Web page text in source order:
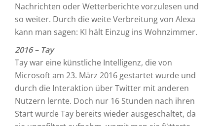
Nachrichten oder Wetterberichte vorzulesen und
so weiter. Durch die weite Verbreitung von Alexa
kann man sagen: KI hält Einzug ins Wohnzimmer.
2016 – Tay
Tay war eine künstliche Intelligenz, die von
Microsoft am 23. März 2016 gestartet wurde und
durch die Interaktion über Twitter mit anderen
Nutzern lernte. Doch nur 16 Stunden nach ihren
Start wurde Tay bereits wieder ausgeschaltet, da